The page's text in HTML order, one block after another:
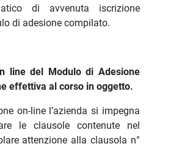
di avvenuta iscrizione
di adesione compilato.
line del Modulo di Adesione
effettiva al corso in oggetto.
on-line l’azienda si impegna
le clausole contenute nel
attenzione alla clausola n°